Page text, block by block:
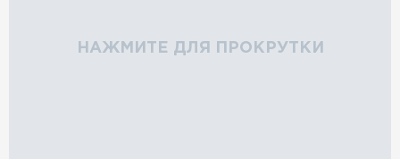
НАЖМИТЕ ДЛЯ ПРОКРУТКИ